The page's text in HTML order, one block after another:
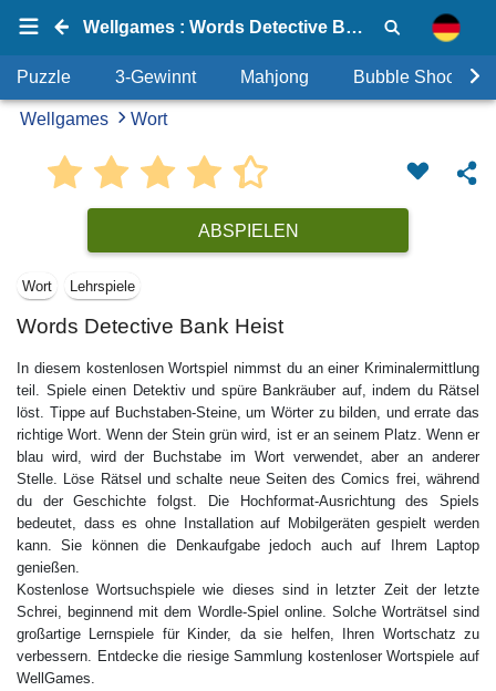
Wellgames : Words Detective Bank Heist
Puzzle 3-Gewinnt Mahjong Bubble Shooter
Wellgames Wort
ABSPIELEN
Wort Lehrspiele
Words Detective Bank Heist
In diesem kostenlosen Wortspiel nimmst du an einer Kriminalermittlung
teil. Spiele einen Detektiv und spüre Bankräuber auf, indem du Rätsel
löst. Tippe auf Buchstaben-Steine, um Wörter zu bilden, und errate das
richtige Wort. Wenn der Stein grün wird, ist er an seinem Platz. Wenn er
blau wird, wird der Buchstabe im Wort verwendet, aber an anderer
Stelle. Löse Rätsel und schalte neue Seiten des Comics frei, während
du der Geschichte folgst. Die Hochformat-Ausrichtung des Spiels
bedeutet, dass es ohne Installation auf Mobilgeräten gespielt werden
kann. Sie können die Denkaufgabe jedoch auch auf Ihrem Laptop
genießen.
Kostenlose Wortsuchspiele wie dieses sind in letzter Zeit der letzte
Schrei, beginnend mit dem Wordle-Spiel online. Solche Worträtsel sind
großartige Lernspiele für Kinder, da sie helfen, Ihren Wortschatz zu
verbessern. Entdecke die riesige Sammlung kostenloser Wortspiele auf
WellGames.